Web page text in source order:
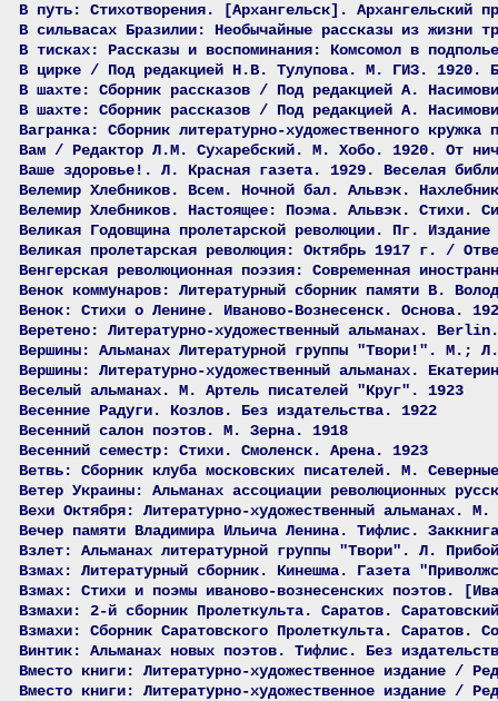
В путь: Стихотворения. [Архангельск]. Архангельский
В сильвасах Бразилии: Необычайные рассказы из
В тисках: Рассказы и воспоминания: Комсомол в
В цирке / Под редакцией Н.В. Тулупова. М. ГИЗ. 1920.
В шахте: Сборник рассказов / Под редакцией А.
В шахте: Сборник рассказов / Под редакцией А.
Вагранка: Сборник литературно-художественного
Вам / Редактор Л.М. Сухаребский. М. Хобо. 1920. От
Ваше здоровье!. Л. Красная газета. 1929. Веселая
Велемир Хлебников. Всем. Ночной бал. Альвэк.
Велемир Хлебников. Настоящее: Поэма. Альвэк. Стихи.
Великая Годовщина пролетарской революции. Пг.
Великая пролетарская революция: Октябрь 1917 г. /
Венгерская революционная поэзия: Современная
Венок коммунаров: Литературный сборник памяти В.
Венок: Стихи о Ленине. Иваново-Вознесенск. Основа.
Веретено: Литературно-художественный альманах.
Вершины: Альманах Литературной группы "Твори!". М.;
Вершины: Литературно-художественный альманах.
Веселый альманах. М. Артель писателей "Круг". 1923
Весенние Радуги. Козлов. Без издательства. 1922
Весенний салон поэтов. М. Зерна. 1918
Весенний семестр: Стихи. Смоленск. Арена. 1923
Ветвь: Сборник клуба московских писателей. М.
Ветер Украины: Альманах ассоциации революционных
Вехи Октября: Литературно-художественный альманах.
Вечер памяти Владимира Ильича Ленина. Тифлис.
Взлет: Альманах литературной группы "Твори". Л.
Взмах: Литературный сборник. Кинешма. Газета
Взмах: Стихи и поэмы иваново-вознесенских поэтов.
Взмахи: 2-й сборник Пролеткульта. Саратов.
Взмахи: Сборник Саратовского Пролеткульта. Саратов.
Винтик: Альманах новых поэтов. Тифлис. Без
Вместо книги: Литературно-художественное издание /
Вместо книги: Литературно-художественное издание /